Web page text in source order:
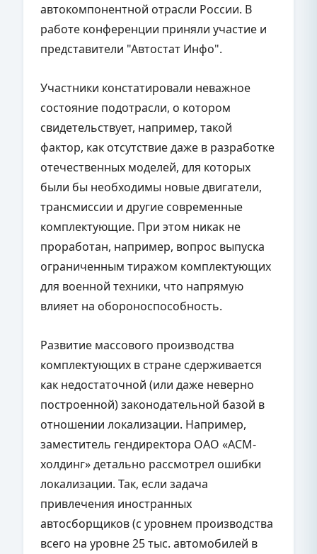
автокомпонентной отрасли России. В
работе конференции приняли участие и
представители "Автостат Инфо".
Участники констатировали неважное
состояние подотрасли, о котором
свидетельствует, например, такой
фактор, как отсутствие даже в разработке
отечественных моделей, для которых
были бы необходимы новые двигатели,
трансмиссии и другие современные
комплектующие. При этом никак не
проработан, например, вопрос выпуска
ограниченным тиражом комплектующих
для военной техники, что напрямую
влияет на обороноспособность.
Развитие массового производства
комплектующих в стране сдерживается
как недостаточной (или даже неверно
построенной) законодательной базой в
отношении локализации. Например,
заместитель гендиректора ОАО «АСМ-
холдинг» детально рассмотрел ошибки
локализации. Так, если задача
привлечения иностранных
автосборщиков (с уровнем производства
всего на уровне 25 тыс. автомобилей в